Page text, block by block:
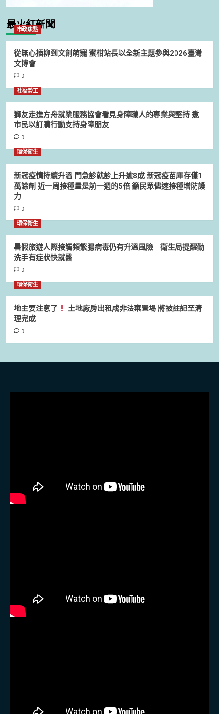
最火紅新聞
市政焦點
從無心插柳到文創萌寵 蜜柑站長以全新主題參與2026臺灣
文博會
0
社福勞工
獅友走進方舟就業服務協會看見身障職人的專業與堅持 邀
市民以訂購行動支持身障朋友
0
環保衛生
新冠疫情持續升溫 門急診就診上升逾8成 新冠疫苗庫存僅1
萬餘劑 近一周接種量是前一週的5倍 籲民眾儘速接種增防護
力
0
環保衛生
暑假旅遊人際接觸頻繁腸病毒仍有升溫風險 衛生局提醒勤
洗手有症狀快就醫
0
環保衛生
地主要注意了
土地廠房出租成非法棄置場 將被註記至清
理完成
0